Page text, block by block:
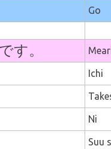
Go
す。
Ichi
Ni
Suu